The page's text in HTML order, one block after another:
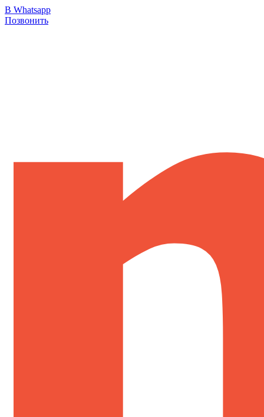
В Whatsapp
Позвонить